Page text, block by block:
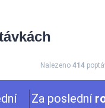
Nalezeno 414
Za poslední